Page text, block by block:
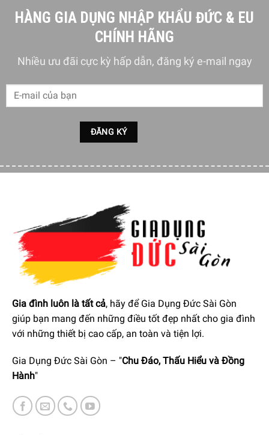
HÀNG GIA DỤNG NHẬP KHẨU ĐỨC & EU
CHÍNH HÃNG
Nhiều ưu đãi cực kỳ hấp dẫn, đăng ký e-mail ngay
Gia đình luôn là tất cả, hãy để Gia Dụng Đức Sài Gòn
giúp bạn mang đến những điều tốt đẹp nhất cho gia đình
với những thiết bị cao cấp, an toàn và tiện lợi.
Gia Dụng Đức Sài Gòn – "Chu Đáo, Thấu Hiểu và Đồng
Hành"